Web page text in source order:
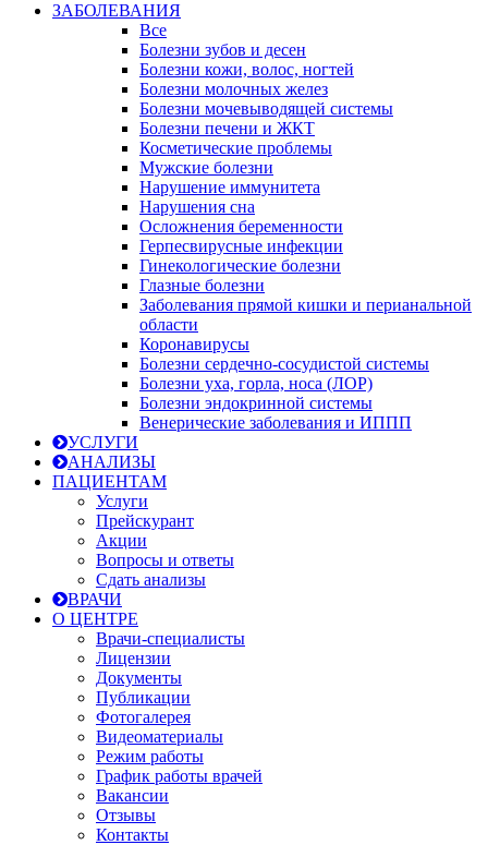
ЗАБОЛЕВАНИЯ
Все
Болезни зубов и десен
Болезни кожи, волос, ногтей
Болезни молочных желез
Болезни мочевыводящей системы
Болезни печени и ЖКТ
Косметические проблемы
Мужские болезни
Нарушение иммунитета
Нарушения сна
Осложнения беременности
Герпесвирусные инфекции
Гинекологические болезни
Глазные болезни
Заболевания прямой кишки и перианальной
области
Коронавирусы
Болезни сердечно-сосудистой системы
Болезни уха, горла, носа (ЛОР)
Болезни эндокринной системы
Венерические заболевания и ИППП
УСЛУГИ
АНАЛИЗЫ
ПАЦИЕНТАМ
Услуги
Прейскурант
Акции
Вопросы и ответы
Сдать анализы
ВРАЧИ
О ЦЕНТРЕ
Врачи-специалисты
Лицензии
Документы
Публикации
Фотогалерея
Видеоматериалы
Режим работы
График работы врачей
Вакансии
Отзывы
Контакты